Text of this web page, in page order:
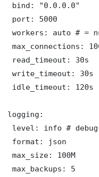
bind: "0.0.0.0"
port: 5000
workers: auto # =
max_connections:
read_timeout: 30s
write_timeout: 30s
idle_timeout: 120s
logging:
level: info #
format: json
max_size: 100M
max_backups: 5